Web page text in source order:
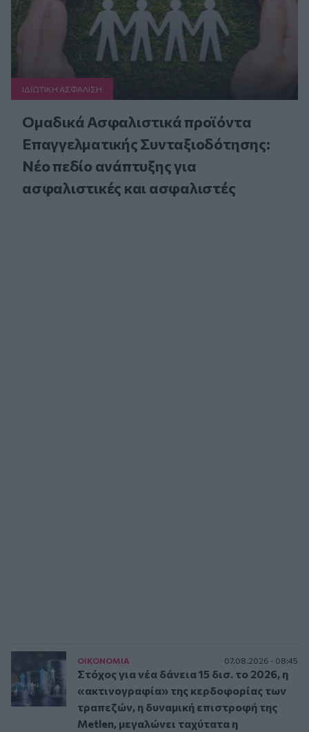
ΙΔΙΩΤΙΚΗ ΑΣΦAΛΙΣΗ
Ομαδικά Ασφαλιστικά προϊόντα
Επαγγελματικής Συνταξιοδότησης:
Νέο πεδίο ανάπτυξης για
ασφαλιστικές και ασφαλιστές
ΟΙΚΟΝΟΜΙΑ 07.08.2026 - 08:45
Στόχος για νέα δάνεια 15 δισ. το 2026, η
«ακτινογραφία» της κερδοφορίας των
τραπεζών, η δυναμική επιστροφή της
Metlen, μεγαλώνει ταχύτατα η